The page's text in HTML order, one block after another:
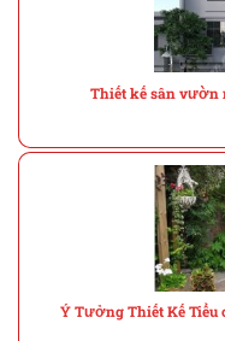
Thiết kế sân vườn
Ý Tưởng Thiết Kế Tiểu